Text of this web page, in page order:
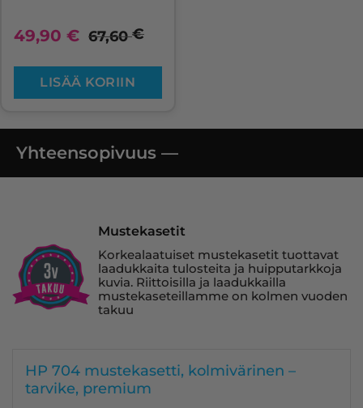
49,90 € 67,60€
LISÄÄ KORIIN
Yhteensopivuus —
Mustekasetit
Korkealaatuiset mustekasetit tuottavat
laadukkaita tulosteita ja huipputarkkoja
kuvia. Riittoisilla ja laadukkailla
mustekaseteillamme on kolmen vuoden
takuu
HP 704 mustekasetti, kolmivärinen –
tarvike, premium